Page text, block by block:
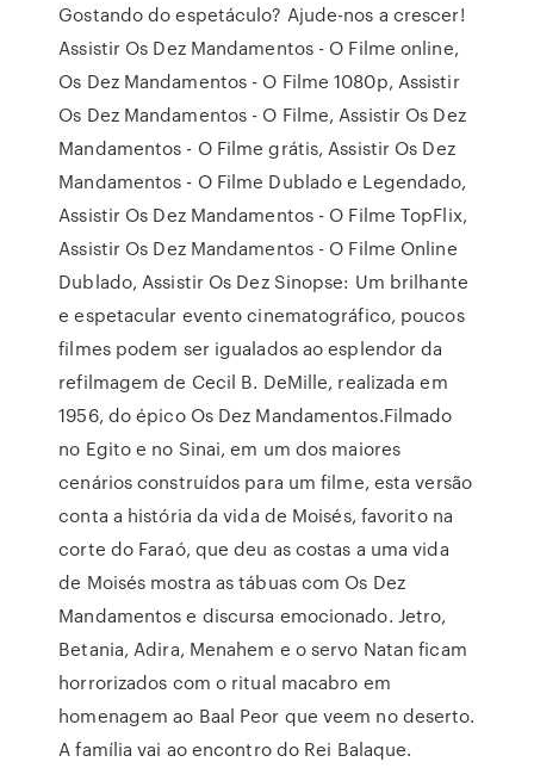
Gostando do espetáculo? Ajude-nos a crescer!
Assistir Os Dez Mandamentos - O Filme online,
Os Dez Mandamentos - O Filme 1080p, Assistir
Os Dez Mandamentos - O Filme, Assistir Os Dez
Mandamentos - O Filme grátis, Assistir Os Dez
Mandamentos - O Filme Dublado e Legendado,
Assistir Os Dez Mandamentos - O Filme TopFlix,
Assistir Os Dez Mandamentos - O Filme Online
Dublado, Assistir Os Dez Sinopse: Um brilhante
e espetacular evento cinematográfico, poucos
filmes podem ser igualados ao esplendor da
refilmagem de Cecil B. DeMille, realizada em
1956, do épico Os Dez Mandamentos.Filmado
no Egito e no Sinai, em um dos maiores
cenários construídos para um filme, esta versão
conta a história da vida de Moisés, favorito na
corte do Faraó, que deu as costas a uma vida
de Moisés mostra as tábuas com Os Dez
Mandamentos e discursa emocionado. Jetro,
Betania, Adira, Menahem e o servo Natan ficam
horrorizados com o ritual macabro em
homenagem ao Baal Peor que veem no deserto.
A família vai ao encontro do Rei Balaque.